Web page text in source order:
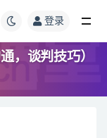
登录
，谈判技巧）